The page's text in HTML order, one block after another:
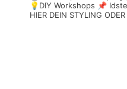
💡DIY Workshops 📌
HIER DEIN STYLING